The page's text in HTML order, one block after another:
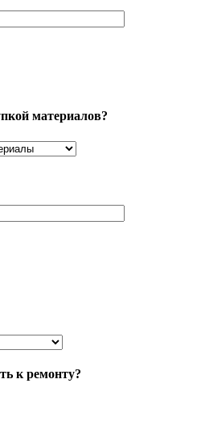
материалов?
к ремонту?